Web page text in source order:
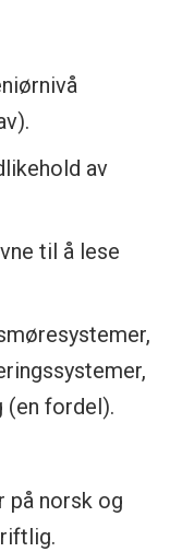
til å støtte
Compact
hos
del av vårt
til å
mer enn bare
til å være en
på vår reise
bidra til å
av
til å lese
(en fordel).
på norsk og